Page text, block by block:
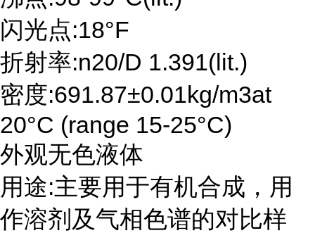
闪光点:18°F
折射率:n20/D 1.391(lit.)
密度:691.87±0.01kg/m3at
20°C (range 15-25°C)
外观无色液体
用途:主要用于有机合成，用
作溶剂及气相色谱的对比样